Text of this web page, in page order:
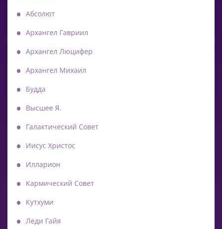
Абсолют
Архангел Гавриил
Архангел Люцифер
Архангел Михаил
Будда
Высшее Я.
Галактический Совет
Иисус Христос
Илларион
Кармический Совет
Кутхуми
Леди Гайя